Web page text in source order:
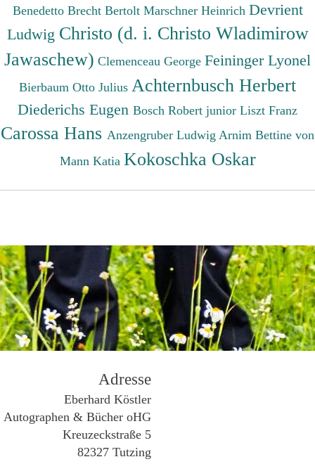
Benedetto Brecht Bertolt Marschner Heinrich Devrient
Ludwig Christo (d. i. Christo Wladimirow
Jawaschew) Clemenceau George Feininger Lyonel
Bierbaum Otto Julius Achternbusch Herbert
Diederichs Eugen Bosch Robert junior Liszt Franz
Carossa Hans Anzengruber Ludwig Arnim Bettine von
Mann Katia Kokoschka Oskar
Adresse
Eberhard Köstler
Autographen & Bücher oHG
Kreuzeckstraße 5
82327 Tutzing